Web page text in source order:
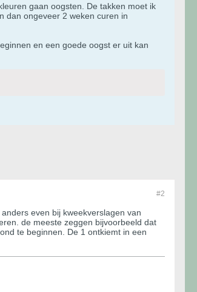
gaan oogsten. De takken moet ik
dan ongeveer 2 weken curen in
en een goede oogst er uit kan
#2
even bij kweekverslagen van
de meeste zeggen bijvoorbeeld dat
te beginnen. De 1 ontkiemt in een